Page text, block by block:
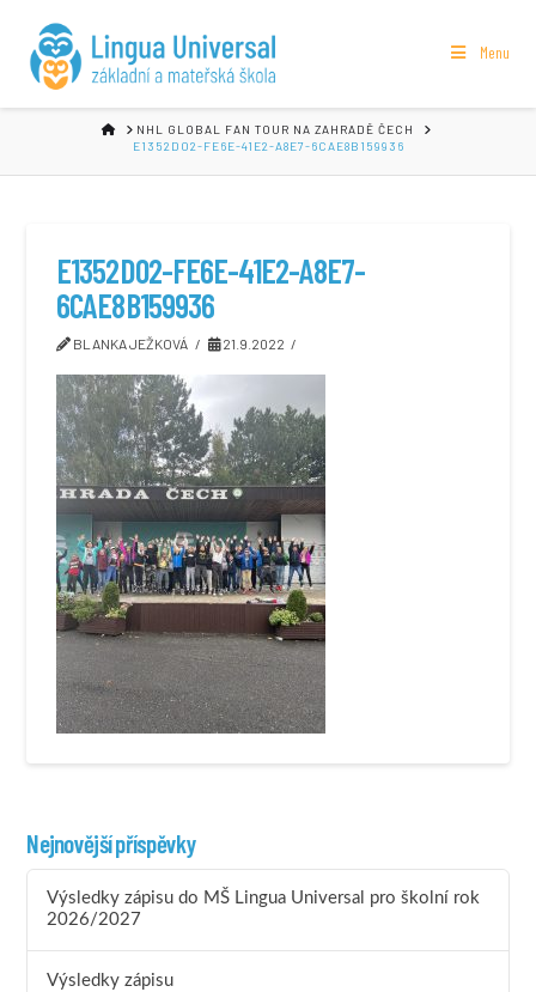
Menu
HOMENHL GLOBAL FAN TOUR NA ZAHRADĚ ČECH
E1352D02-FE6E-41E2-A8E7-6CAE8B159936
E1352D02-FE6E-41E2-A8E7-
6CAE8B159936
BLANKA JEŽKOVÁ 21.9.2022
Nejnovější příspěvky
Výsledky zápisu do MŠ Lingua Universal pro školní rok
2026/2027
Výsledky zápisu